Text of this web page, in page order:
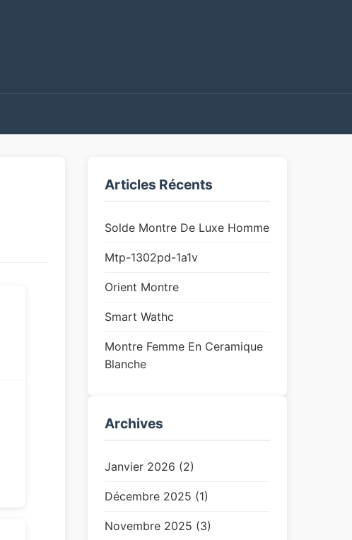
Articles Récents
Solde Montre De Luxe Homme
Mtp-1302pd-1a1v
Orient Montre
Smart Wathc
Montre Femme En Ceramique
Blanche
Archives
Janvier 2026 (2)
Décembre 2025 (1)
Novembre 2025 (3)